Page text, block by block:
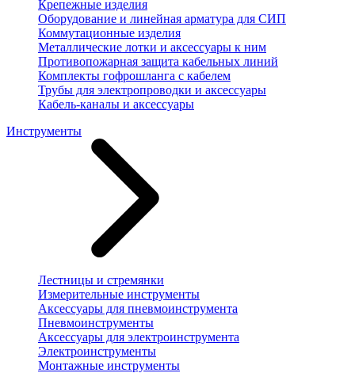
Крепежные изделия
Оборудование и линейная арматура для СИП
Коммутационные изделия
Металлические лотки и аксессуары к ним
Противопожарная защита кабельных линий
Комплекты гофрошланга с кабелем
Трубы для электропроводки и аксессуары
Кабель-каналы и аксессуары
Инструменты
Лестницы и стремянки
Измерительные инструменты
Аксессуары для пневмоинструмента
Пневмоинструменты
Аксессуары для электроинструмента
Электроинструменты
Монтажные инструменты